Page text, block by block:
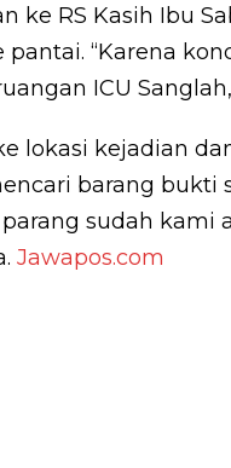
ke RS Kasih Ibu
“Karena
ICU
lokasi kejadian
barang bukti
sudah kami
Jawapos.com